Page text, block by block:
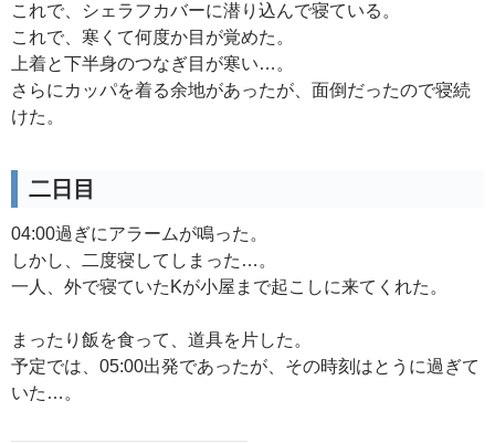
これで、シェラフカバーに潜り込んで寝ている。
これで、寒くて何度か目が覚めた。
上着と下半身のつなぎ目が寒い…。
さらにカッパを着る余地があったが、面倒だったので寝続
けた。
二日目
04:00過ぎにアラームが鳴った。
しかし、二度寝してしまった…。
一人、外で寝ていたKが小屋まで起こしに来てくれた。
まったり飯を食って、道具を片した。
予定では、05:00出発であったが、その時刻はとうに過ぎて
いた…。